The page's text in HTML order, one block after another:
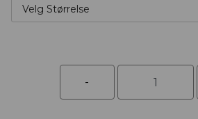
Velg Størrelse